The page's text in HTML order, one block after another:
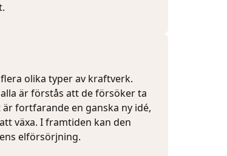
olika typer av kraftverk.
är förstås att de försöker ta
fortfarande en ganska ny idé,
växa. I framtiden kan den
elförsörjning.